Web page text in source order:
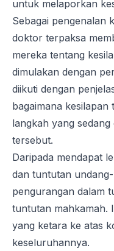
untuk melaporkan
Sebagai pengenalan
doktor terpaksa
mereka tentang
dimulakan dengan
diikuti dengan
bagaimana
langkah yang
tersebut.
Daripada mendapat
dan tuntutan
pengurangan dalam
tuntutan mahkamah.
yang ketara ke atas
keseluruhannya.